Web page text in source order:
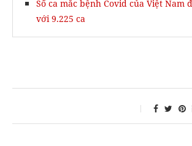
Số ca mắc bệnh Covid của Việt Nam
với 9.225 ca